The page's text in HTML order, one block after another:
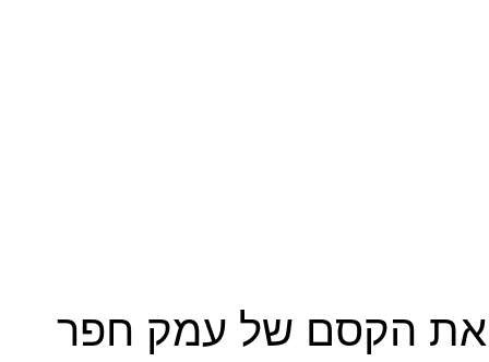
את הקסם של עמק חפר